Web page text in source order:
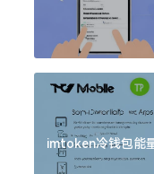
imtoken冷钱包能